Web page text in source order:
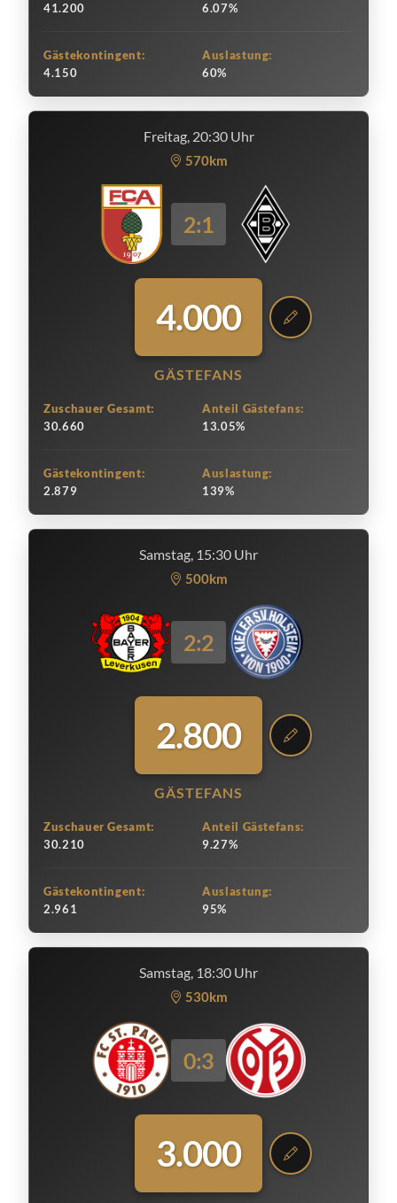
41.200
6.07%
Gästekontingent:
4.150
Auslastung:
60%
Freitag, 20:30 Uhr
570km
2:1
4.000
GÄSTEFANS
Zuschauer Gesamt:
30.660
Anteil Gästefans:
13.05%
Gästekontingent:
2.879
Auslastung:
139%
Samstag, 15:30 Uhr
500km
2:2
2.800
GÄSTEFANS
Zuschauer Gesamt:
30.210
Anteil Gästefans:
9.27%
Gästekontingent:
2.961
Auslastung:
95%
Samstag, 18:30 Uhr
530km
0:3
3.000